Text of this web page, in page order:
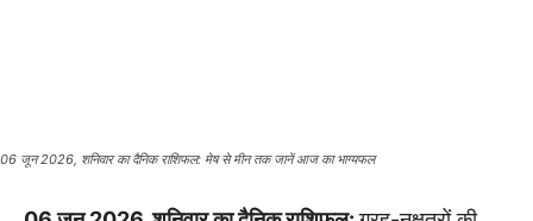
06 जून 2026, शनिवार का दैनिक राशिफल: मेष से मीन तक जानें आज का भाग्यफल